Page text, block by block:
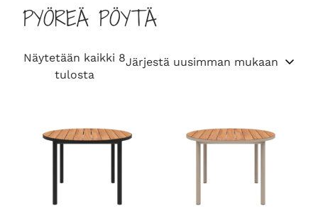
PYÖREÄ PÖYTÄ
Näytetään kaikki 8
tulostaS
t
e